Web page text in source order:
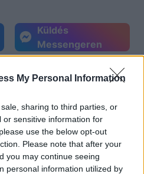
My Personal Information
sharing to third parties, or
or sensitive information for
use the below opt-out
Please note that after your
you may continue seeing
personal information utilized by
Küldés
Messengeren
akkor Christina